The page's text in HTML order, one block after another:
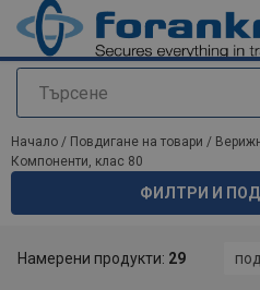
Търсене
е добавен към вашето запитване
Начало / Повдигане на товари /
Компоненти, клас 80
ФИЛТРИ И
Компоненти, стоманени въжета
Намерени продукти: 29